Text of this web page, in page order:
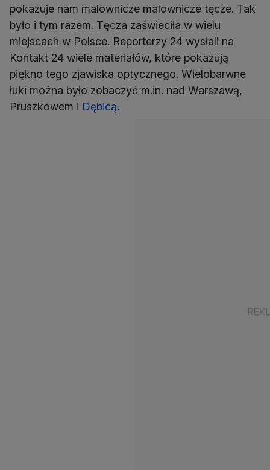
pokazuje nam malownicze malownicze tęcze. Tak
było i tym razem. Tęcza zaświeciła w wielu
miejscach w Polsce. Reporterzy 24 wysłali na
Kontakt 24 wiele materiałów, które pokazują
piękno tego zjawiska optycznego. Wielobarwne
łuki można było zobaczyć m.in. nad Warszawą,
Pruszkowem i Dębicą.